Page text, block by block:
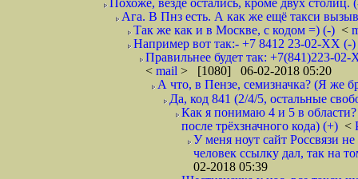
Похоже, везде остались, кроме двух
Ага. В Пнз есть. А как же ещё такси
Так же как и в Москве, с кодом =) (-) <
Например вот так:- +7 8412 23-02-ХХ (-
Правильнее будет так: +7(841)223-
< mail > [1080] 06-02-2018 05:20
А что, в Пензе, семизначка? (Я же
Да, код 841 (2/4/5, остальные
Как я понимаю 4 и 5 в
после трёхзначного кода) (+) <
У меня ноут сайт Россвязи
человек ссылку дал, так на
02-2018 05:39